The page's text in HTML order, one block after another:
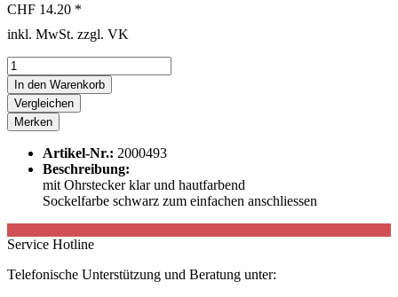
CHF 14.20 *
inkl. MwSt. zzgl. VK
In den Warenkorb
Vergleichen
Merken
Artikel-Nr.: 2000493
Beschreibung:
mit Ohrstecker klar und hautfarbend
Sockelfarbe schwarz zum einfachen anschliessen
Service Hotline
Telefonische Unterstützung und Beratung unter: